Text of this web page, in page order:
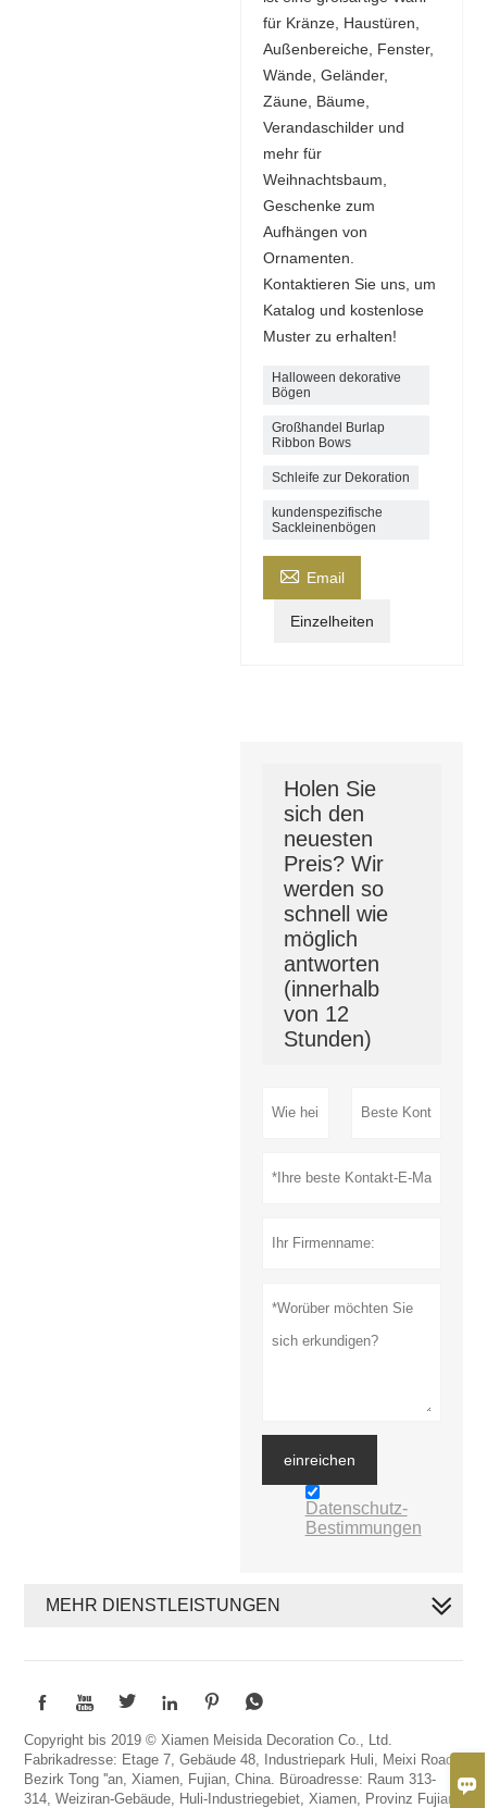

für Kränze, Haustüren,
Außenbereiche, Fenster,
Wände, Geländer,
Zäune, Bäume,
Verandaschilder und
mehr für
Weihnachtsbaum,
Geschenke zum
Aufhängen von
Ornamenten.
Kontaktieren Sie uns, um
Katalog und kostenlose
Muster zu erhalten!
Halloween dekorative
Bögen
Großhandel Burlap
Ribbon Bows
Schleife zur Dekoration
kundenspezifische
Sackleinenbögen
 Email
Einzelheiten
Holen Sie
sich den
neuesten
Preis? Wir
werden so
schnell wie
möglich
antworten
(innerhalb
von 12
Stunden)
einreichen
Datenschutz-
Bestimmungen
MEHR DIENSTLEISTUNGEN
     
Copyright bis 2019 © Xiamen Meisida Decoration Co., Ltd.
Fabrikadresse: Etage 7, Gebäude 48, Industriepark Huli, Meixi Road,
Bezirk Tong ''an, Xiamen, Fujian, China. Büroadresse: Raum 313-
314, Weiziran-Gebäude, Huli-Industriegebiet, Xiamen, Provinz Fujian,